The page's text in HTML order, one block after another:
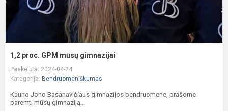
1,2 proc. GPM mūsų gimnazijai
Paskelbta: 2024-04-24
Kategorija: Bendruomeniškumas
Kauno Jono Basanavičiaus gimnazijos bendruomene, prašome
paremti mūsų gimnaziją...